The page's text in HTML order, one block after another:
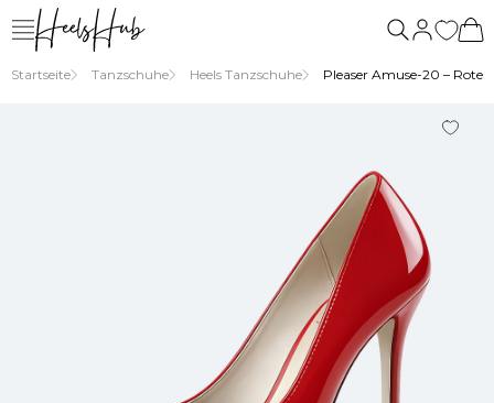
Startseite Tanzschuhe Heels Tanzschuhe Pleaser Amuse-20 – Rote